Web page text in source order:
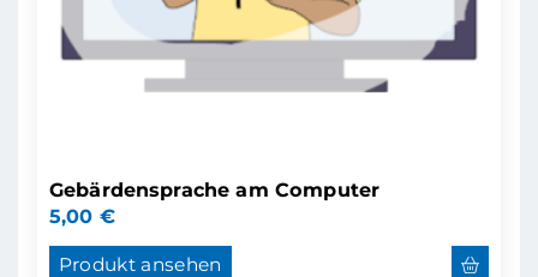
Gebärdensprache am Computer
5,00 €
Produkt ansehen